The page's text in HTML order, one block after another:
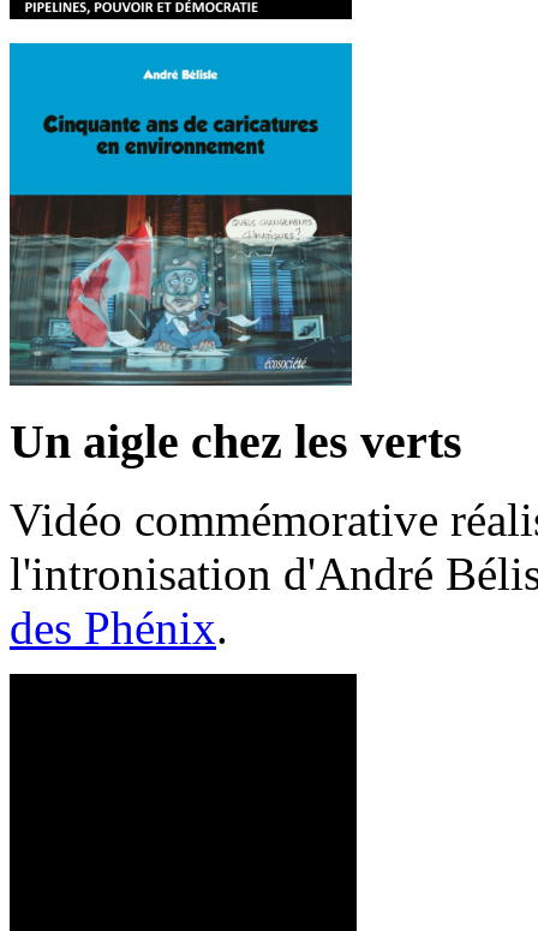
Un aigle chez les verts
Vidéo commémorative
l'intronisation d'André
des Phénix.